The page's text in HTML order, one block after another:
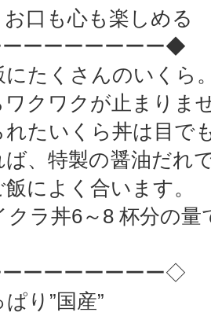
口も心も楽しめる
ーーーーーーー◆
たくさんのいくら
クワクが止まりま
たいくら丼は目で
、特製の醤油だれ
によく合います。
クラ丼6～8 杯分の量
ーーーーーーー◇
り”国産”